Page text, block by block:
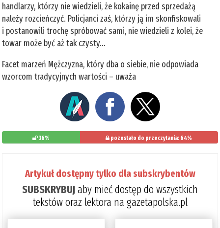
handlarzy, którzy nie wiedzieli, że kokainę przed sprzedażą
należy rozcieńczyć. Policjanci zaś, którzy ją im skonfiskowali
i postanowili trochę spróbować sami, nie wiedzieli z kolei, że
towar może być aż tak czysty…
Facet marzeń Mężczyzna, który dba o siebie, nie odpowiada
wzorcom tradycyjnych wartości – uważa
36% pozostało do przeczytania: 64%
Artykuł dostępny tylko dla subskrybentów
SUBSKRYBUJaby mieć dostęp do wszystkich
tekstów oraz lektora na gazetapolska.pl